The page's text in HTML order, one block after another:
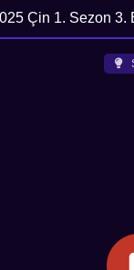
Çin 1. Sezon 3.